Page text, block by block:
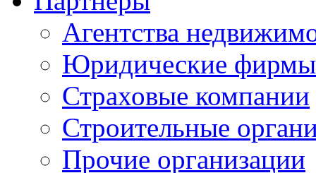
Агентства
Юридические фирмы
Страховые компании
Строительные
Прочие организации